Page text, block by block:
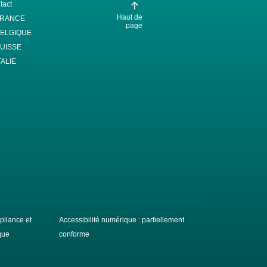
Haut de
page
et
Accessibilité numérique : partiellement
conforme